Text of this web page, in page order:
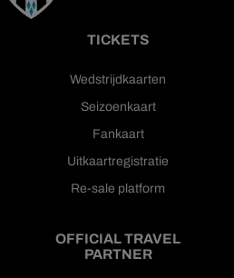
TICKETS
Wedstrijdkaarten
Seizoenkaart
Fankaart
Uitkaartregistratie
Re-sale platform
OFFICIAL TRAVEL
PARTNER